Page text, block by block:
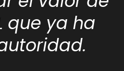
que ya ha